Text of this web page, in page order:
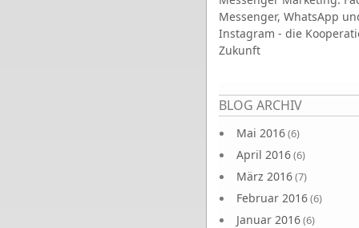
Messenger, WhatsApp
Instagram - die
Zukunft
BLOG ARCHIV
Mai 2016(6)
April 2016(6)
März 2016(7)
Februar 2016(6)
Januar 2016(6)
Seiten